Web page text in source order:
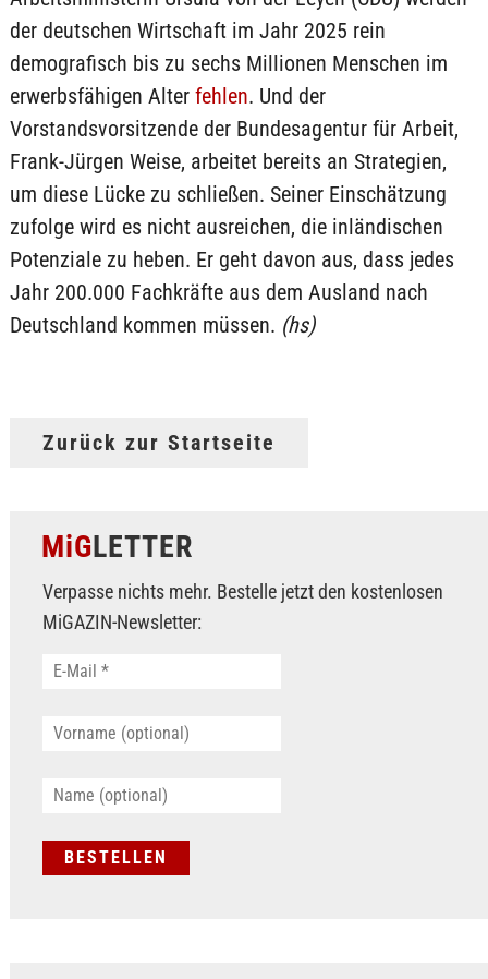
der deutschen Wirtschaft im Jahr 2025 rein
demografisch bis zu sechs Millionen Menschen im
erwerbsfähigen Alter fehlen. Und der
Vorstandsvorsitzende der Bundesagentur für Arbeit,
Frank-Jürgen Weise, arbeitet bereits an Strategien,
um diese Lücke zu schließen. Seiner Einschätzung
zufolge wird es nicht ausreichen, die inländischen
Potenziale zu heben. Er geht davon aus, dass jedes
Jahr 200.000 Fachkräfte aus dem Ausland nach
Deutschland kommen müssen. (hs)
Zurück zur Startseite
MiGLETTER
Verpasse nichts mehr. Bestelle jetzt den kostenlosen
MiGAZIN-Newsletter: